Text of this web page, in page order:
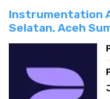
Instrumentation
Selatan, Aceh